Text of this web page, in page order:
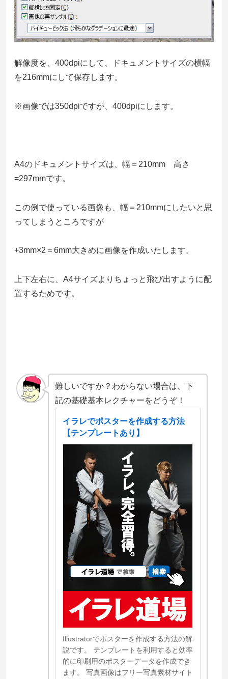
解像度を、400dpiにして、ドキュメントサイズの横幅
を216mmにして保存します。
※画像では350dpiですが、400dpiにします。
A4のドキュメントサイズは、幅＝210mm 高さ
=297mmです。
この例で使っている画像も、幅＝210mmにしたいと思
ってしまうところですが
+3mm×2＝6mm大きめに画像を作成いたします。
上下左右に、A4サイズよりちょっと飛び出すように配
置するためです。
難しいですか？わからない場合は、下
記の基礎基本レクチャーをどうぞ！
イラレでポスターを作成する方法
【テンプレートあり】
Illustratorでポスターを作成する方法の解
説です。 テンプレートを利用すると効率
的に印刷用のポスターデータを作成でき
ます。 写真画像はフリー写真素材サイト